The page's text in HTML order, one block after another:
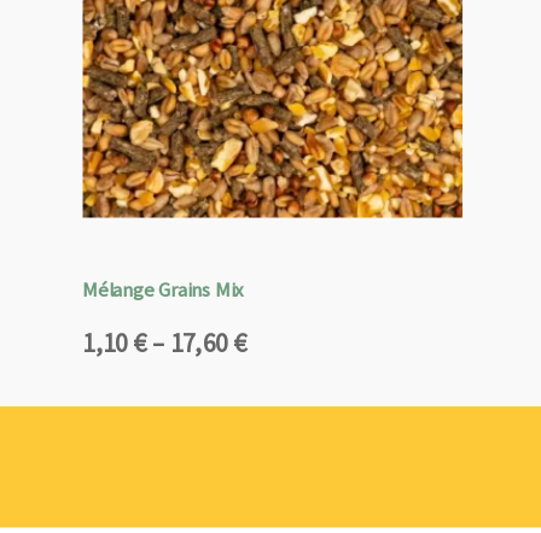
Mélange Grains Mix
1,10€– 17,60€
Plage
prix :